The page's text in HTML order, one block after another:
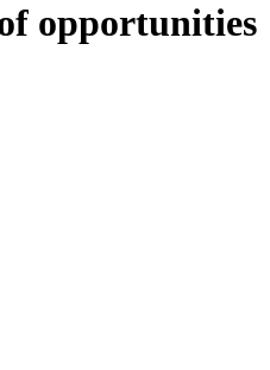
opportunities